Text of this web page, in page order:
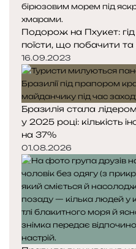
Подорож на Пхукет: гід
поїсти, що побачити
16.09.2023
Бразилія стала
у 2025 році: кількість
на 37%
01.08.2026